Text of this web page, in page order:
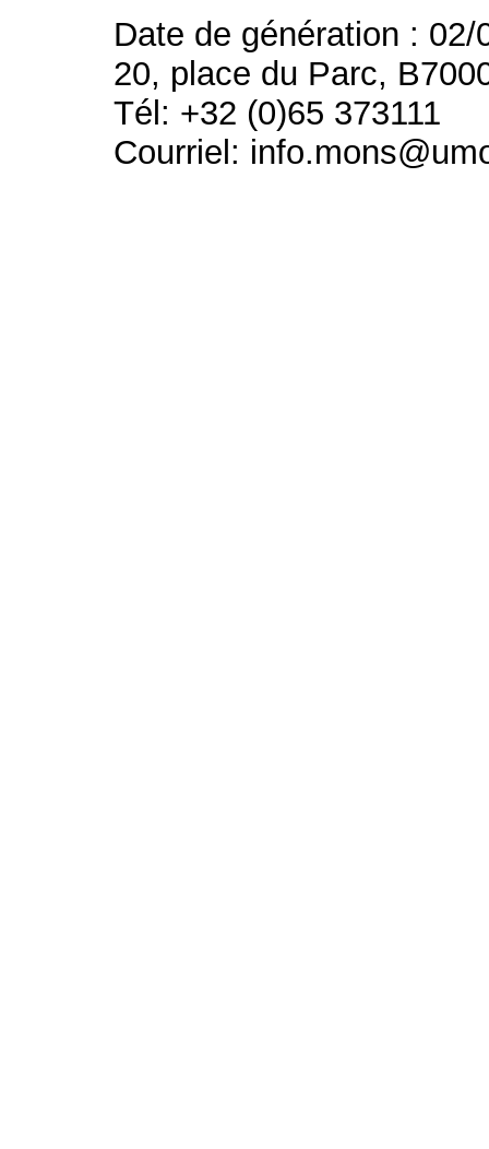
Date de génération : 02/
20, place du Parc,
Tél: +32 (0)65 373111
Courriel: